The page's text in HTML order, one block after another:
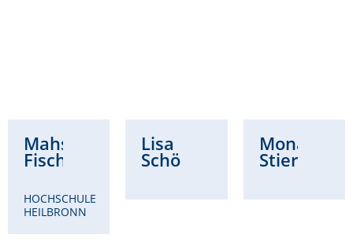
Mahsa
Fischer
HOCHSCHULE
HEILBRONN
Lisa
Schöllhammer
Mona
Stierwald